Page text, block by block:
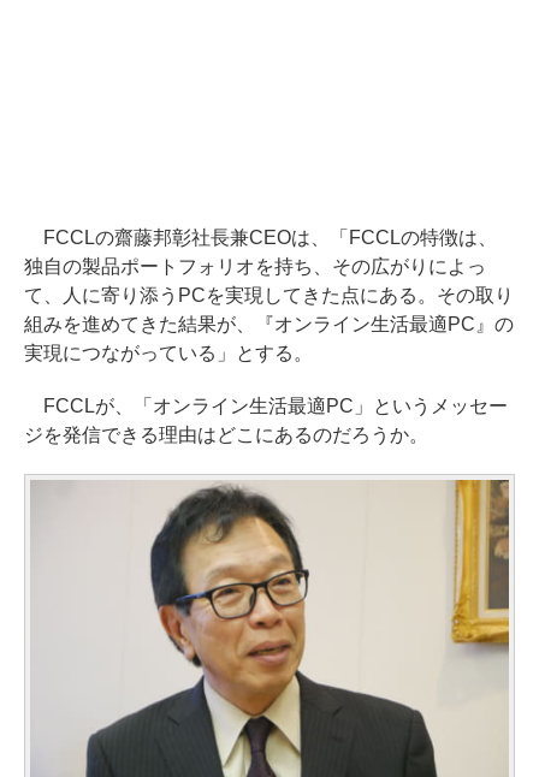
FCCLの齋藤邦彰社長兼CEOは、「FCCLの特徴は、
独自の製品ポートフォリオを持ち、その広がりによっ
て、人に寄り添うPCを実現してきた点にある。その取り
組みを進めてきた結果が、『オンライン生活最適PC』の
実現につながっている」とする。
FCCLが、「オンライン生活最適PC」というメッセー
ジを発信できる理由はどこにあるのだろうか。